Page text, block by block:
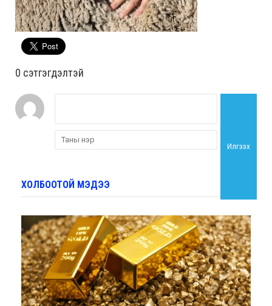
0 cэтгэгдэлтэй
Илгээх
ХОЛБООТОЙ МЭДЭЭ